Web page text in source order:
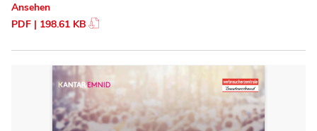
Ansehen
PDF | 198.61 KB